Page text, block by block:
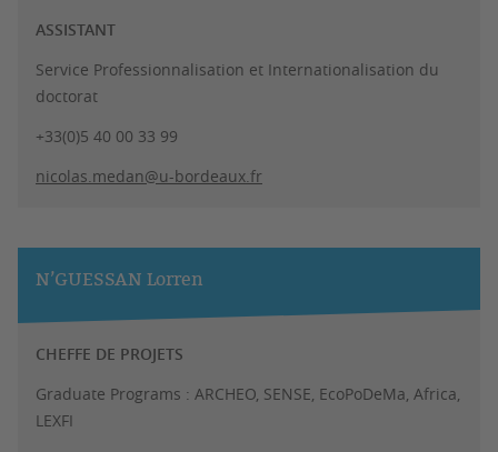
ASSISTANT
Service Professionnalisation et Internationalisation du
doctorat
+33(0)5 40 00 33 99
nicolas.medan@u-bordeaux.fr
N’GUESSAN Lorren
CHEFFE DE PROJETS
Graduate Programs : ARCHEO, SENSE, EcoPoDeMa, Africa,
LEXFI